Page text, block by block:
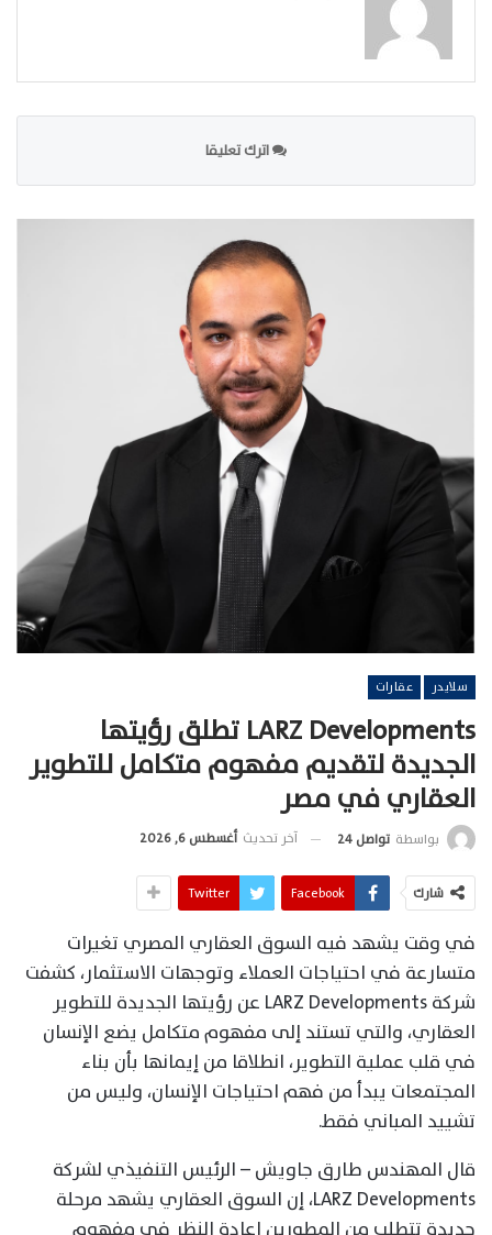
اترك تعليقا
سلايدر عقارات
LARZ Developments تطلق رؤيتها
الجديدة لتقديم مفهوم متكامل للتطوير
العقاري في مصر
بواسطة تواصل 24 آخر تحديث أغسطس 6, 2026
شارك Facebook
Twitter
في وقت يشهد فيه السوق العقاري المصري تغيرات
متسارعة في احتياجات العملاء وتوجهات الاستثمار، كشفت
شركة LARZ Developments عن رؤيتها الجديدة للتطوير
العقاري، والتي تستند إلى مفهوم متكامل يضع الإنسان
في قلب عملية التطوير، انطلاقا من إيمانها بأن بناء
المجتمعات يبدأ من فهم احتياجات الإنسان، وليس من
تشييد المباني فقط.
قال المهندس طارق جاويش – الرئيس التنفيذي لشركة
LARZ Developments، إن السوق العقاري يشهد مرحلة